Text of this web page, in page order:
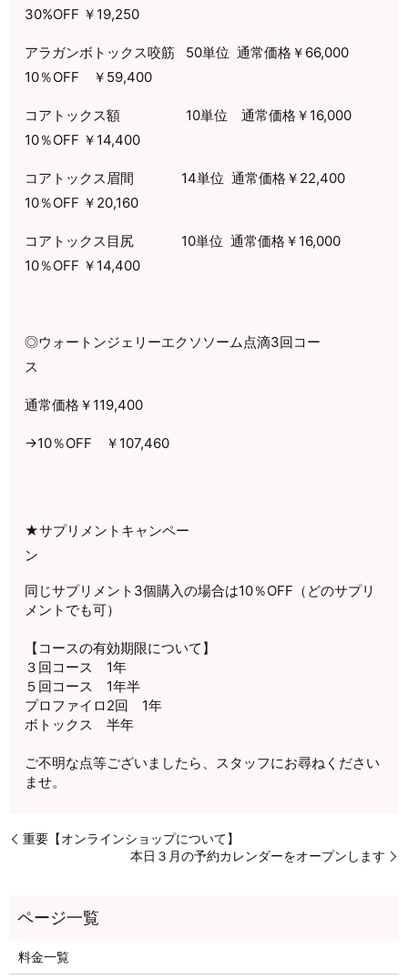
30%OFF ￥ 19,250
アラガンボトックス咬筋 50単位 通常価格￥ 66,000
10％OFF ￥ 59,400
コアトックス額 10単位 通常価格￥ 16,000
10％OFF ￥ 14,400
コアトックス眉間 14単位 通常価格￥ 22,400
10％OFF ￥ 20,160
コアトックス目尻 10単位 通常価格￥ 16,000
10％OFF ￥ 14,400
◎ウォートンジェリーエクソソーム点滴3回コー
ス
通常価格￥ 119,400
→10％OFF ￥ 107,460
★サプリメントキャンペー
ン
同じサプリメント 3個購入の場合は10％OFF （どのサプリ
メントでも可）
【コースの有効期限について】
３回コース 1年
５回コース 1年半
プロファイロ2回 1年
ボトックス 半年
ご不明な点等ございましたら、スタッフにお尋ねください
ませ。
重要【オンラインショップについて】
本日３月の予約カレンダーをオープンします
料金一覧